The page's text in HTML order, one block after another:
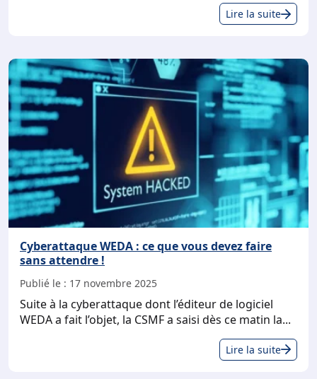
Lire la suite
sur
ce
et
Cyberattaque WEDA : ce que vous devez faire
sans attendre !
Publié le : 17 novembre 2025
Suite à la cyberattaque dont l’éditeur de logiciel
WEDA a fait l’objet, la CSMF a saisi dès ce matin la...
Lire la suite